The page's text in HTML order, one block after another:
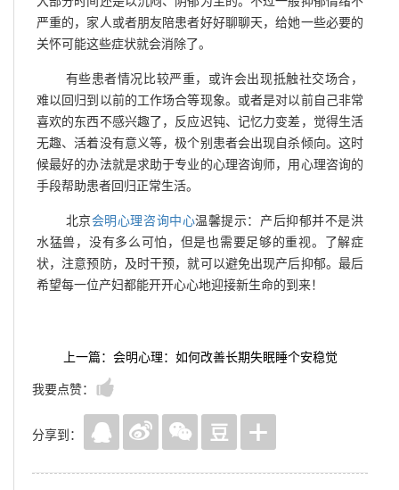
严重的，家人或者朋友陪患者好好聊聊天，给她一些必要的
关怀可能这些症状就会消除了。
有些患者情况比较严重，或许会出现抵触社交场合，
难以回归到以前的工作场合等现象。或者是对以前自己非常
喜欢的东西不感兴趣了，反应迟钝、记忆力变差，觉得生活
无趣、活着没有意义等，极个别患者会出现自杀倾向。这时
候最好的办法就是求助于专业的心理咨询师，用心理咨询的
手段帮助患者回归正常生活。
北京会明心理咨询中心温馨提示：产后抑郁并不是洪
水猛兽，没有多么可怕，但是也需要足够的重视。了解症
状，注意预防，及时干预，就可以避免出现产后抑郁。最后
希望每一位产妇都能开开心心地迎接新生命的到来！
上一篇：会明心理：如何改善长期失眠睡个安稳觉
我要点赞：
分享到：